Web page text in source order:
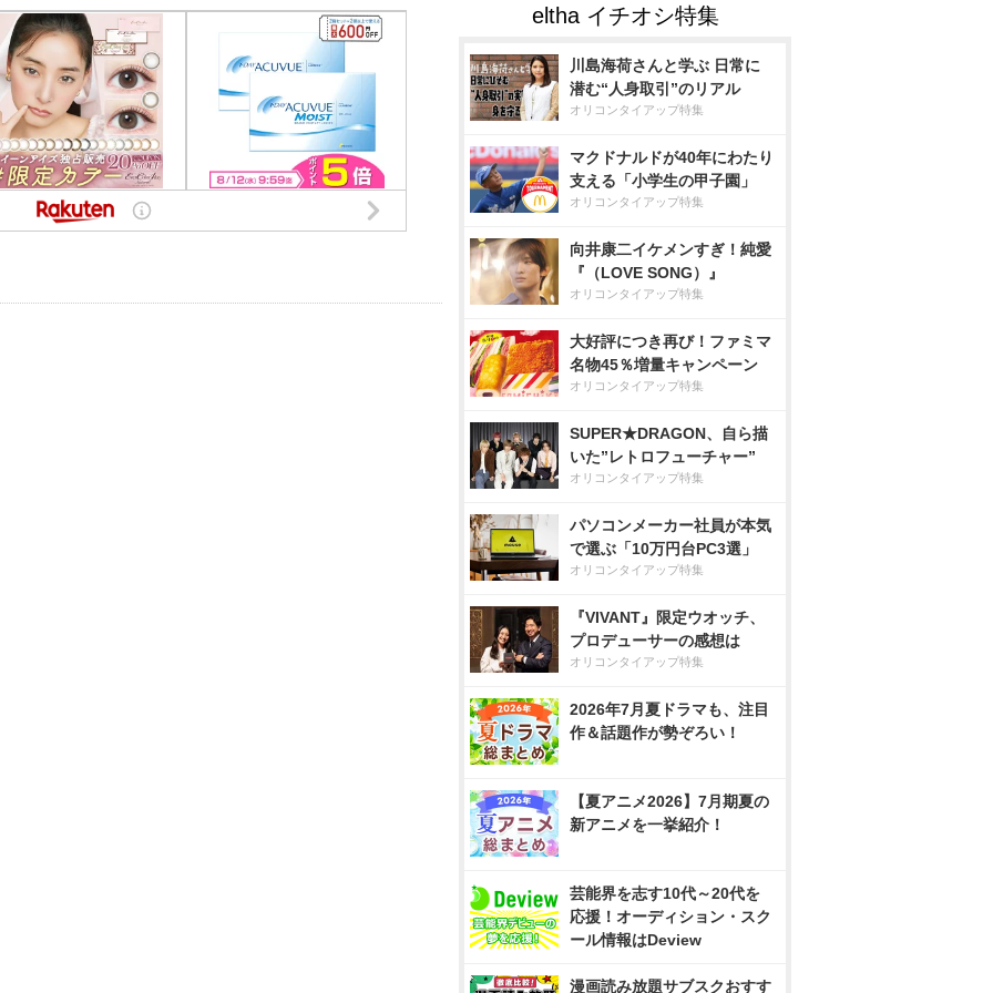
川島海荷さんと学ぶ 日常に
潜む“人身取引”のリアル
オリコンタイアップ特集
マクドナルドが40年にわたり
支える「小学生の甲子園」
オリコンタイアップ特集
向井康二イケメンすぎ！純愛
『（LOVE SONG）』
オリコンタイアップ特集
大好評につき再び！ファミマ
名物45％増量キャンペーン
オリコンタイアップ特集
SUPER★DRAGON、自ら描
いた”レトロフューチャー”
オリコンタイアップ特集
パソコンメーカー社員が本気
で選ぶ「10万円台PC3選」
オリコンタイアップ特集
『VIVANT』限定ウオッチ、
プロデューサーの感想は
オリコンタイアップ特集
2026年7月夏ドラマも、注目
作＆話題作が勢ぞろい！
【夏アニメ2026】7月期夏の
新アニメを一挙紹介！
芸能界を志す10代～20代を
応援！オーディション・スク
ール情報はDeview
漫画読み放題サブスクおすす